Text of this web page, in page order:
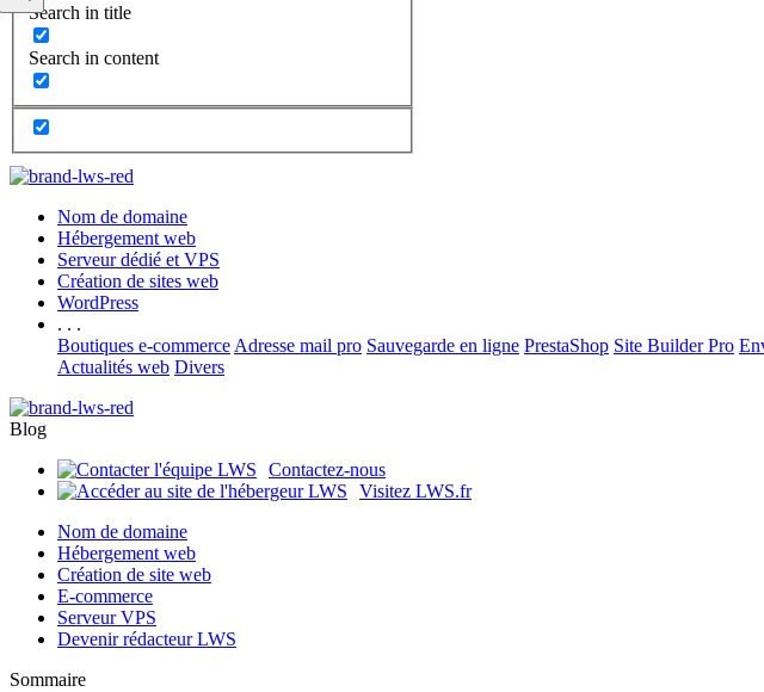
Search in title
Search in content
Nom de domaine
Hébergement web
Serveur dédié et VPS
Création de sites web
WordPress
. . .
Boutiques e-commerce Adresse mail pro Sauvegarde en ligne PrestaShop Site Builder Pro
Actualités web Divers
Blog
Contactez-nous
Visitez LWS.fr
Nom de domaine
Hébergement web
Création de site web
E-commerce
Serveur VPS
Devenir rédacteur LWS
Sommaire